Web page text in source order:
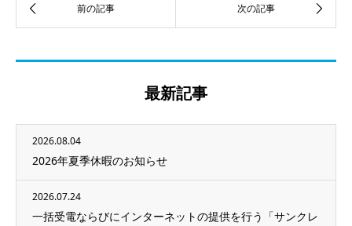
最新記事
2026.08.04
2026年夏季休暇のお知らせ
2026.07.24
一括受電ならびにインターネットの提供を行う「サンクレ